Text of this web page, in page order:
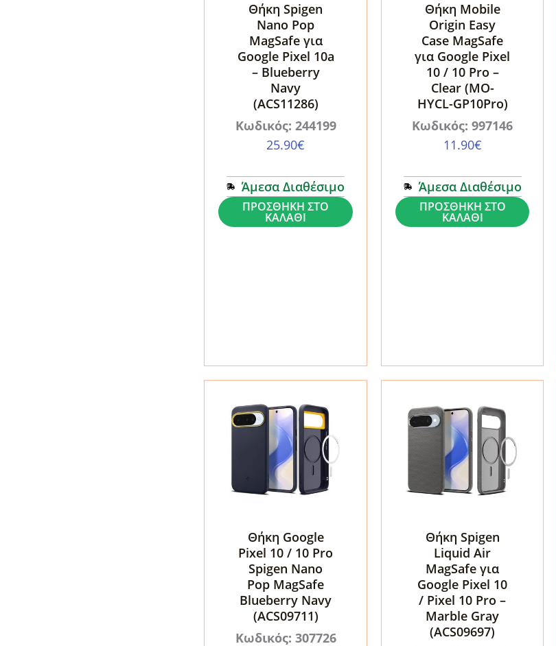
Θήκη Spigen
Nano Pop
MagSafe για
Google Pixel 10a
– Blueberry
Navy
(ACS11286)
Κωδικός: 244199
25.90€
Άμεσα Διαθέσιμο
Θήκη
Spigen
–
Navy
ποσότητα
ΠΡΟΣΘΉΚΗ ΣΤΟ
ΚΑΛΆΘΙ
Θήκη Mobile
Origin Easy
Case MagSafe
για Google Pixel
10 / 10 Pro –
Clear (MO-
HYCL-GP10Pro)
Κωδικός: 997146
11.90€
Άμεσα Διαθέσιμο
Θήκη
Mobile
10
Pro
Clear
(MO-
GP10Pro)
ποσότητα
ΠΡΟΣΘΉΚΗ ΣΤΟ
ΚΑΛΆΘΙ
Θήκη Google
Pixel 10 / 10 Pro
Spigen Nano
Pop MagSafe
Blueberry Navy
(ACS09711)
Κωδικός: 307726
Θήκη Spigen
Liquid Air
MagSafe για
Google Pixel 10
/ Pixel 10 Pro –
Marble Gray
(ACS09697)